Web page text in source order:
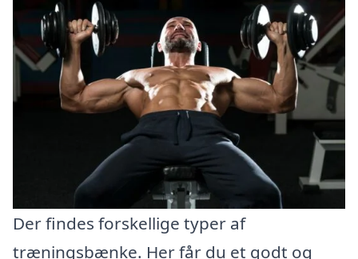
Der findes forskellige typer af
træningsbænke. Her får du et godt og